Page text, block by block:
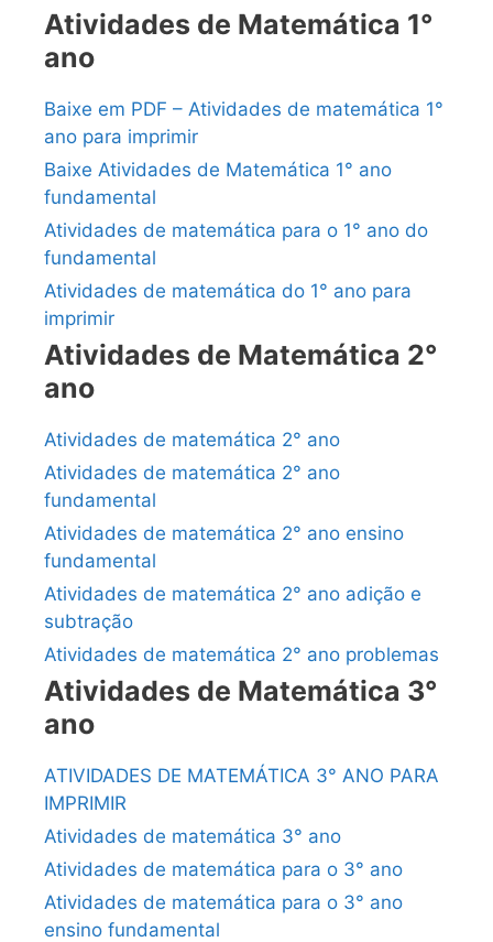
Atividades de Matemática 1°
ano
Baixe em PDF – Atividades de matemática 1°
ano para imprimir
Baixe Atividades de Matemática 1° ano
fundamental
Atividades de matemática para o 1° ano do
fundamental
Atividades de matemática do 1° ano para
imprimir
Atividades de Matemática 2°
ano
Atividades de matemática 2° ano
Atividades de matemática 2° ano
fundamental
Atividades de matemática 2° ano ensino
fundamental
Atividades de matemática 2° ano adição e
subtração
Atividades de matemática 2° ano problemas
Atividades de Matemática 3°
ano
ATIVIDADES DE MATEMÁTICA 3° ANO PARA
IMPRIMIR
Atividades de matemática 3° ano
Atividades de matemática para o 3° ano
Atividades de matemática para o 3° ano
ensino fundamental